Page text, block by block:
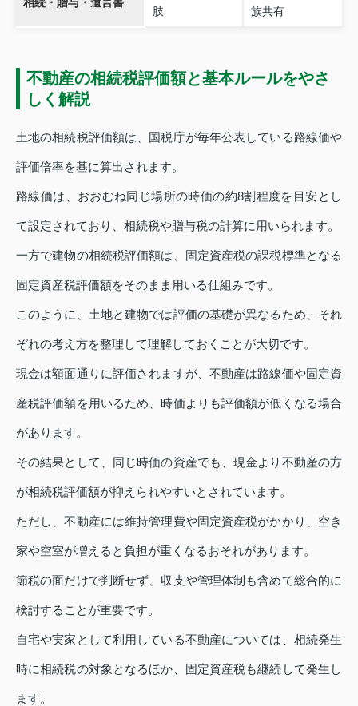
肢
族共有
不動産の相続税評価額と基本ルールをやさ
しく解説
土地の相続税評価額は、国税庁が毎年公表している路線価や
評価倍率を基に算出されます。
路線価は、おおむね同じ場所の時価の約8割程度を目安とし
て設定されており、相続税や贈与税の計算に用いられます。
一方で建物の相続税評価額は、固定資産税の課税標準となる
固定資産税評価額をそのまま用いる仕組みです。
このように、土地と建物では評価の基礎が異なるため、それ
ぞれの考え方を整理して理解しておくことが大切です。
現金は額面通りに評価されますが、不動産は路線価や固定資
産税評価額を用いるため、時価よりも評価額が低くなる場合
があります。
その結果として、同じ時価の資産でも、現金より不動産の方
が相続税評価額が抑えられやすいとされています。
ただし、不動産には維持管理費や固定資産税がかかり、空き
家や空室が増えると負担が重くなるおそれがあります。
節税の面だけで判断せず、収支や管理体制も含めて総合的に
検討することが重要です。
自宅や実家として利用している不動産については、相続発生
時に相続税の対象となるほか、固定資産税も継続して発生し
ます。